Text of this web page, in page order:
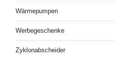
Wärmepumpen
Werbegeschenke
Zyklonabscheider